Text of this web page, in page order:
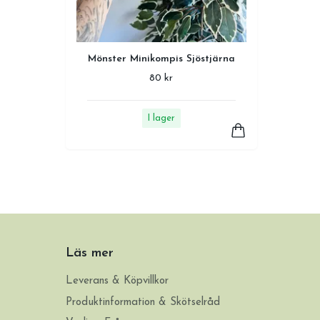
Mönster Minikompis Sjöstjärna
80 kr
I lager
Läs mer
Leverans & Köpvillkor
Produktinformation & Skötselråd